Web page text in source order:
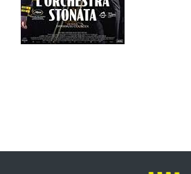
VIVERE VANZAGO